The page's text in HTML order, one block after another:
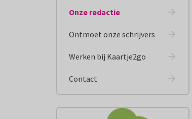
Onze redactie
Ontmoet onze schrijvers
Werken bij Kaartje2go
Contact